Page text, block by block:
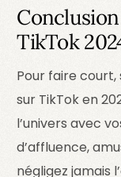
TikTok
Pour faire court,
sur TikTok en
l’univers avec
d’affluence,
négligez jamais